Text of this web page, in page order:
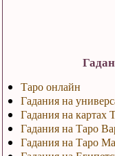
Таро онлайн
Гадания на
Гадания на картах
Гадания на Таро
Гадания на Таро